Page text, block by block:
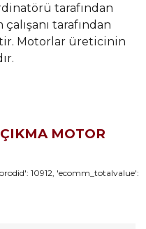
tarafından
tarafından
Motorlar üreticinin
MOTOR
ve diğer
öneri formunu
10912, 'ecomm_totalvalue':